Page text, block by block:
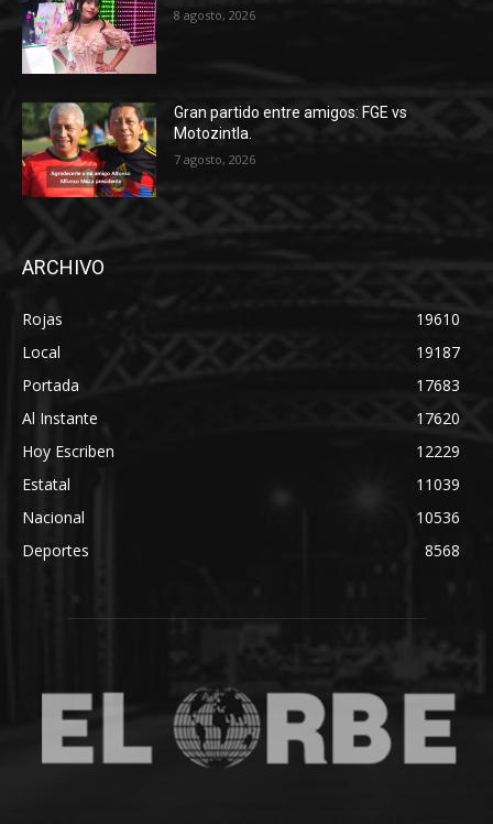
8 agosto, 2026
Gran partido entre amigos: FGE vs
Motozintla.
7 agosto, 2026
ARCHIVO
Rojas
19610
Local
19187
Portada
17683
Al Instante
17620
Hoy Escriben
12229
Estatal
11039
Nacional
10536
Deportes
8568